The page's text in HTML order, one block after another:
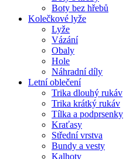
Boty bez hřebů
Kolečkové lyže
Lyže
Vázání
Obaly
Hole
Náhradní díly
Letní oblečení
Trika dlouhý rukáv
Trika krátký rukáv
Tílka a podprsenky
Kraťasy
Střední vrstva
Bundy a vesty
Kalhoty